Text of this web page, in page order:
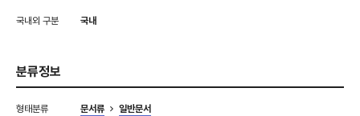
국내외 구분 국내
분류정보
형태분류 문서류 일반문서